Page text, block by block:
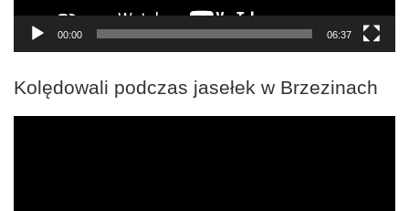
00:00 06:37
Kolędowali podczas jasełek w Brzezinach